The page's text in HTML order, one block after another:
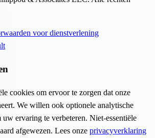
voor dienstverlening
cookies om ervoor te zorgen dat onze
We willen ook optionele analytische
ervaring te verbeteren. Niet-essentiële
afgewezen. Lees onze privacyverklaring